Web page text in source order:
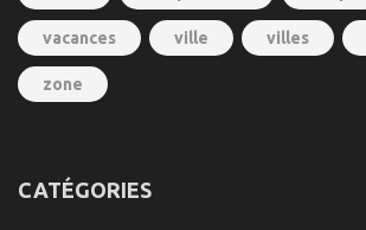
vacances ville villes
zone
CATÉGORIES